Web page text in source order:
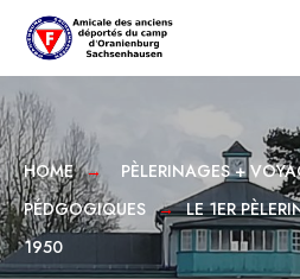
HOME
PÈLERINAGES +
PÉDGOGIQUES
LE 1ER
1950